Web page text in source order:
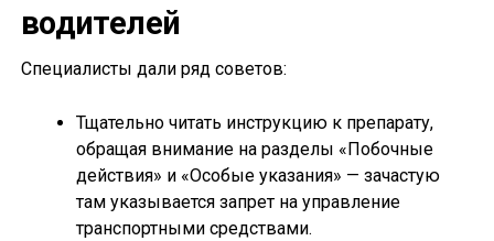
водителей
Специалисты дали ряд советов:
Тщательно читать инструкцию к препарату,
обращая внимание на разделы «Побочные
действия» и «Особые указания» — зачастую
там указывается запрет на управление
транспортными средствами.